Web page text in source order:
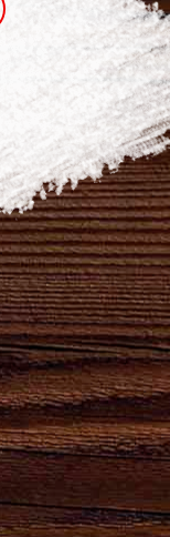
свежее пенное
воду,
бокалы,
и многое
супер
за